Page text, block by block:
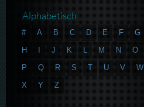
Alphabetisch
# A B C D E F
G
H
J K L M N
O
P
Q R S T U V
W
X
Y Z